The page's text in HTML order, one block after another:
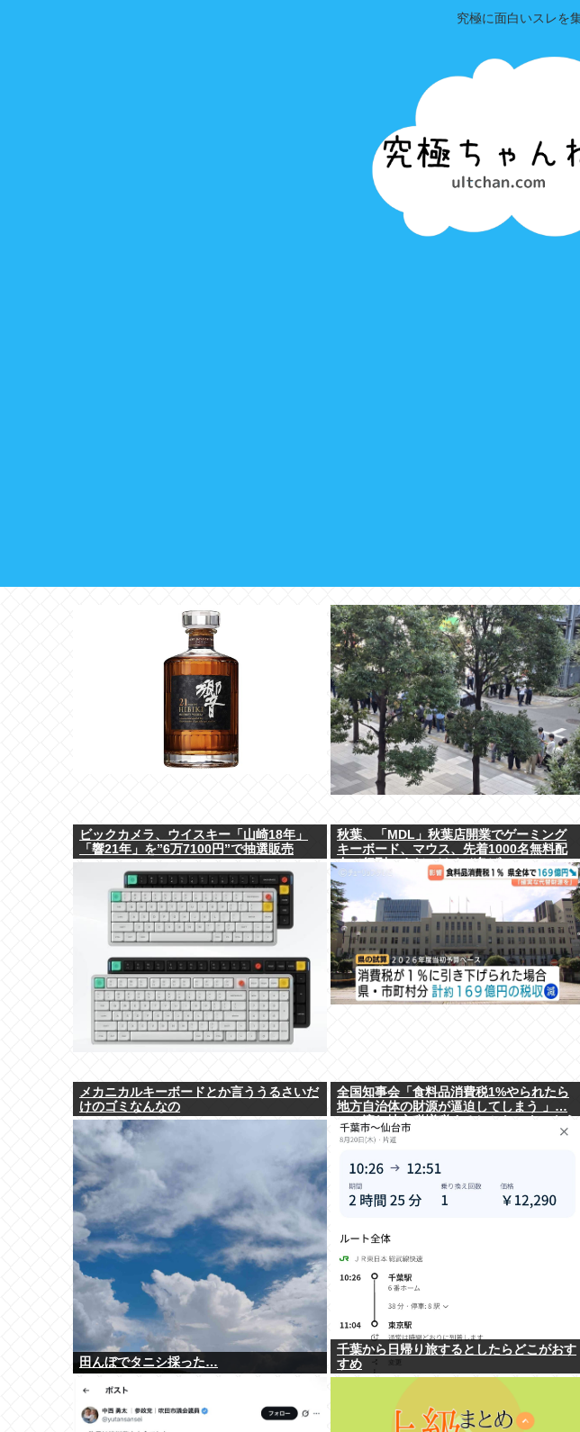
究極に面白いスレを
ビックカメラ、ウイスキー「山崎18年」
「響21年」を”6万7100円”で抽選販売
秋葉、「MDL」秋葉店開業でゲーミング
キーボード、マウス、先着1000名無料配
布で行列。まだいけるぞ急げ!!
メカニカルキーボードとか言ううるさいだ
けのゴミなんなの
全国知事会「食料品消費税1%やられたら
地方自治体の財源が逼迫してしまう 」…
この流れ地方税増税するしかないよ、もう
田んぼでタニシ採った…
千葉から日帰り旅するとしたらどこがおす
すめ